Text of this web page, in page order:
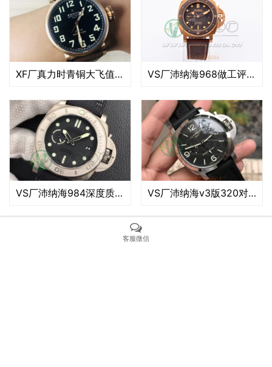
XF厂真力时青铜大飞值得入手吗（XF厂真力时青铜大飞怎么样） VS厂沛纳海968做工评测（vs厂沛纳海968值不值得入手）
VS厂沛纳海984深度质量评测（VS厂沛纳海984有破绽吗） VS厂沛纳海v3版320对比正品如何（VS厂沛纳海320有破绽吗）
客服微信